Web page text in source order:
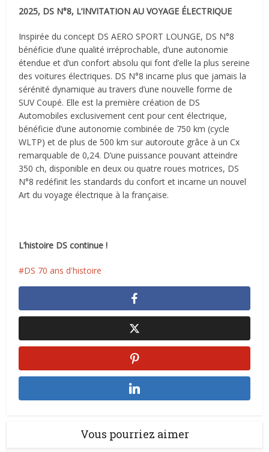
2025, DS N°8, L’INVITATION AU VOYAGE ÉLECTRIQUE
Inspirée du concept DS AERO SPORT LOUNGE, DS N°8
bénéficie d’une qualité irréprochable, d’une autonomie
étendue et d’un confort absolu qui font d’elle la plus sereine
des voitures électriques. DS N°8 incarne plus que jamais la
sérénité dynamique au travers d’une nouvelle forme de
SUV Coupé. Elle est la première création de DS
Automobiles exclusivement cent pour cent électrique,
bénéficie d’une autonomie combinée de 750 km (cycle
WLTP) et de plus de 500 km sur autoroute grâce à un Cx
remarquable de 0,24. D’une puissance pouvant atteindre
350 ch, disponible en deux ou quatre roues motrices, DS
N°8 redéfinit les standards du confort et incarne un nouvel
Art du voyage électrique à la française.
L’histoire DS continue !
DS 70 ans d'histoire
Vous pourriez aimer